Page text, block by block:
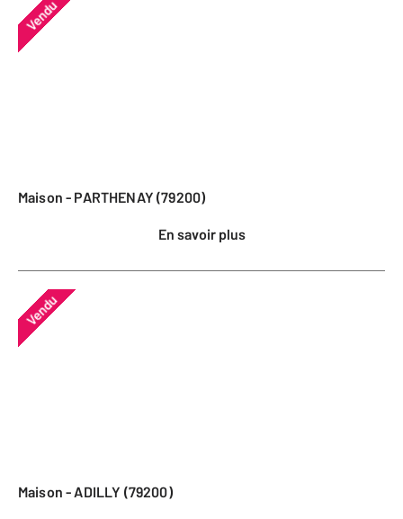
Vendu
Maison - PARTHENAY (79200)
En savoir plus
Vendu
Maison - ADILLY (79200)